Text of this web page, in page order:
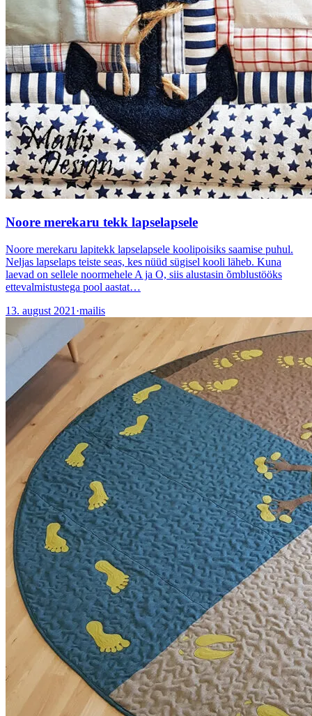
Noore merekaru tekk lapselapsele
Noore merekaru lapitekk lapselapsele koolipoisiks saamise puhul.
Neljas lapselaps teiste seas, kes nüüd sügisel kooli läheb. Kuna
laevad on sellele noormehele A ja O, siis alustasin õmblustööks
ettevalmistustega pool aastat…
13. august 2021 ·mailis